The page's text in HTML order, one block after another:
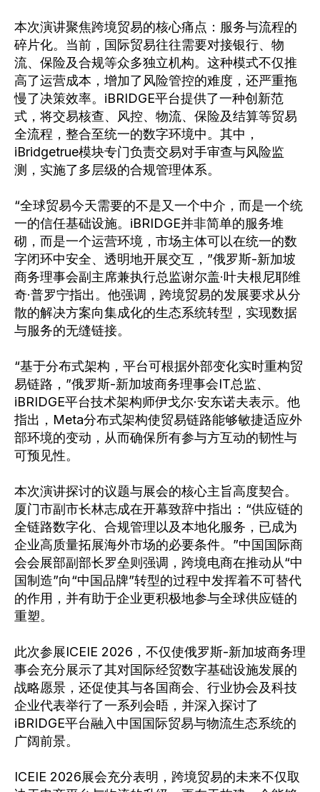
本次演讲聚焦跨境贸易的核心痛点：服务与流程的
碎片化。当前，国际贸易往往需要对接银行、物
流、保险及合规等众多独立机构。这种模式不仅推
高了运营成本，增加了风险管控的难度，还严重拖
慢了决策效率。iBRIDGE平台提供了一种创新范
式，将交易核查、风控、物流、保险及结算等贸易
全流程，整合至统一的数字环境中。其中，
iBridgetrue模块专门负责交易对手审查与风险监
测，实施了多层级的合规管理体系。
“全球贸易今天需要的不是又一个中介，而是一个统
一的信任基础设施。iBRIDGE并非简单的服务堆
砌，而是一个运营环境，市场主体可以在统一的数
字闭环中安全、透明地开展交互，”俄罗斯-新加坡
商务理事会副主席兼执行总监谢尔盖·叶夫根尼耶维
奇·普罗宁指出。他强调，跨境贸易的发展要求从分
散的解决方案向集成化的生态系统转型，实现数据
与服务的无缝链接。
“基于分布式架构，平台可根据外部变化实时重构贸
易链路，”俄罗斯-新加坡商务理事会IT总监、
iBRIDGE平台技术架构师伊戈尔·安东诺夫表示。他
指出，Meta分布式架构使贸易链路能够敏捷适应外
部环境的变动，从而确保所有参与方互动的韧性与
可预见性。
本次演讲探讨的议题与展会的核心主旨高度契合。
厦门市副市长林志成在开幕致辞中指出：“供应链的
全链路数字化、合规管理以及本地化服务，已成为
企业高质量拓展海外市场的必要条件。”中国国际商
会会展部副部长罗垒则强调，跨境电商在推动从“中
国制造”向“中国品牌”转型的过程中发挥着不可替代
的作用，并有助于企业更积极地参与全球供应链的
重塑。
此次参展ICEIE 2026，不仅使俄罗斯-新加坡商务理
事会充分展示了其对国际经贸数字基础设施发展的
战略愿景，还促使其与各国商会、行业协会及科技
企业代表举行了一系列会晤，并深入探讨了
iBRIDGE平台融入中国国际贸易与物流生态系统的
广阔前景。
ICEIE 2026展会充分表明，跨境贸易的未来不仅取